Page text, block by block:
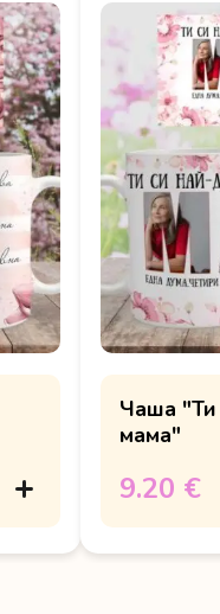
Чаша "Ти
мама"
9.20 €